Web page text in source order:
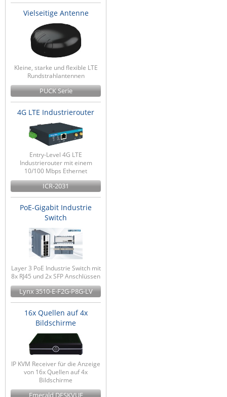
Vielseitige Antenne
Kleine, starke und flexible LTE
Rundstrahlantennen
PUCK Serie
4G LTE Industrierouter
Entry-Level 4G LTE
Industrierouter mit einem
10/100 Mbps Ethernet
ICR-2031
PoE-Gigabit Industrie
Switch
Layer 3 PoE Industrie Switch mit
8x RJ45 und 2x SFP Anschlüssen
Lynx 3510-E-F2G-P8G-LV
16x Quellen auf 4x
Bildschirme
IP KVM Receiver für die Anzeige
von 16x Quellen auf 4x
Bildschirme
Emerald DESKVUE